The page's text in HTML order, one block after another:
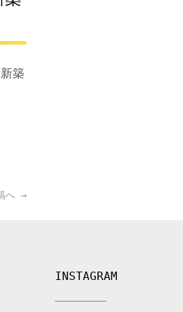
築
へ→
INSTAGRAM